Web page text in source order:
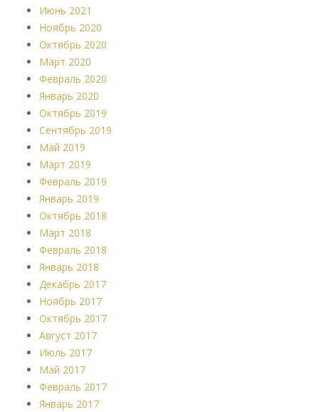
Июнь 2021
Ноябрь 2020
Октябрь 2020
Март 2020
Февраль 2020
Январь 2020
Октябрь 2019
Сентябрь 2019
Май 2019
Март 2019
Февраль 2019
Январь 2019
Октябрь 2018
Март 2018
Февраль 2018
Январь 2018
Декабрь 2017
Ноябрь 2017
Октябрь 2017
Август 2017
Июль 2017
Май 2017
Февраль 2017
Январь 2017